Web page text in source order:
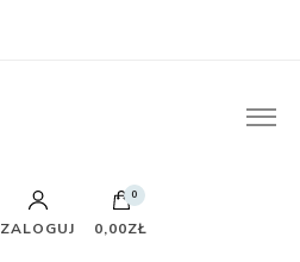
ZALOGUJ
0
0,00ZŁ